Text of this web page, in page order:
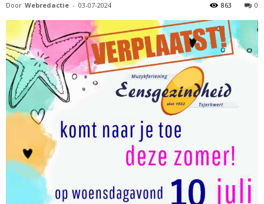
Door Webredactie - 03-07-2024 0
863